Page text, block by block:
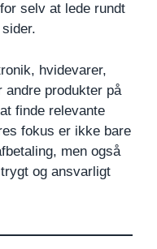
selv at lede rundt
hvidevarer,
andre produkter på
finde relevante
fokus er ikke bare
men også
og ansvarligt